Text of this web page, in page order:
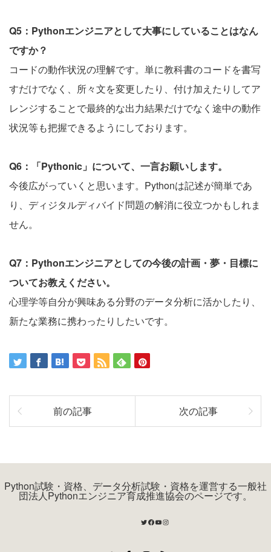
Q5：Pythonエンジニアとして大事にしていることはなん
ですか？
コードの動作状況の理解です。単に教科書のコードを書写
すだけでなく、所々文を変更したり、付け加えたりしてア
レンジすることで最終的な出力結果だけでなく途中の動作
状況等も把握できるようにしております。
Q6：「Pythonic」について、一言お願いします。
今後広がっていくと思います。Pythonは記述が簡単であ
り、ディジタルディバイド問題の解消に役立つかもしれま
せん。
Q7：Pythonエンジニアとしての今後の計画・夢・目標に
ついてお教えください。
心理学等自分が興味ある分野のデータ分析に活かしたり、
新たな業務に携わったりしたいです。
前の記事 次の記事
Python試験・資格、データ分析試験・資格を運営する一般社
団法人Pythonエンジニア育成推進協会のページです。
Twitter
Facebook
YouTube
Instagram
RSS